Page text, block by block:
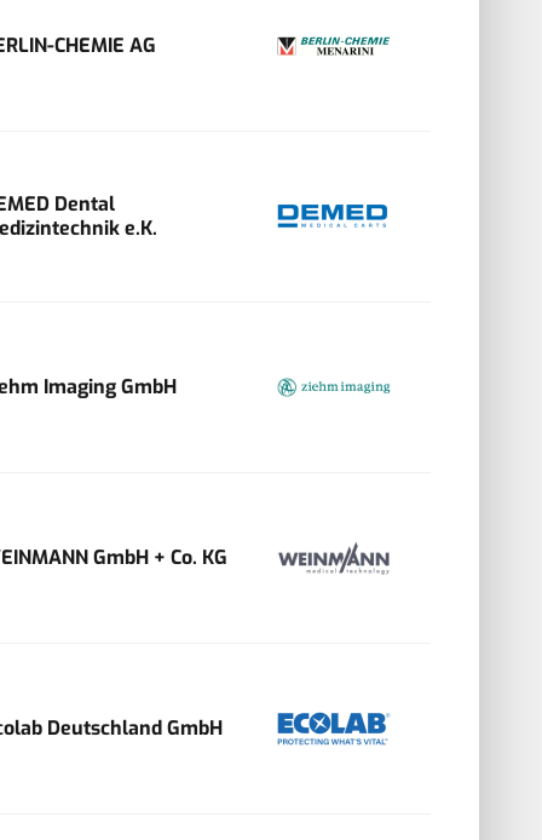
CHEMIE AG
Dental
e.K.
Imaging GmbH
GmbH + Co. KG
Deutschland GmbH